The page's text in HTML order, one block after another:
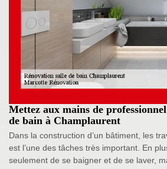
Mettez aux mains de
de bain à Champlaurent
Dans la construction d’un bâtiment, les
est l’une des tâches très important. En
seulement de se baigner et de se laver,